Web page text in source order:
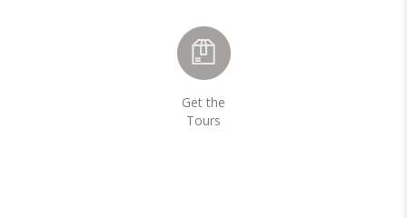
Get the
Tours